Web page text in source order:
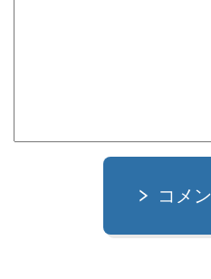
コメ